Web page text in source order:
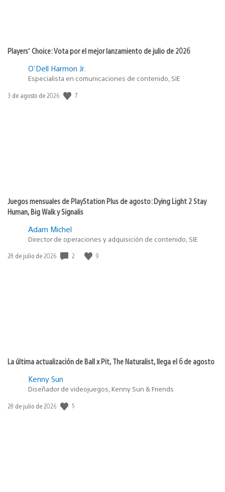
Players’ Choice: Vota por el mejor lanzamiento de julio de 2026
O'Dell Harmon Jr.
Especialista en comunicaciones de contenido, SIE
Fecha
3 de agosto de 2026 7
Juegos mensuales de PlayStation Plus de agosto: Dying Light 2 Stay
Human, Big Walk y Signalis
Adam Michel
Director de operaciones y adquisición de contenido, SIE
Fecha
28 de julio de 2026 2 9
La última actualización de Ball x Pit, The Naturalist, llega el 6 de agosto
Kenny Sun
Diseñador de videojuegos, Kenny Sun & Friends
Fecha
28 de julio de 2026 5